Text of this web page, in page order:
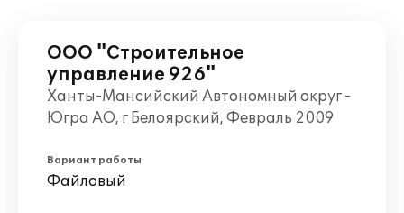
ООО "Строительное
управление 926"
Ханты-Мансийский Автономный округ -
Югра АО, г Белоярский, Февраль 2009
Вариант работы
Файловый